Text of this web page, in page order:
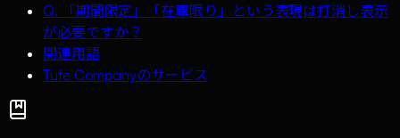
Q. 「期間限定」「在庫限り」という表現は打消し表示
が必要ですか？
関連用語
Tufe Companyのサービス